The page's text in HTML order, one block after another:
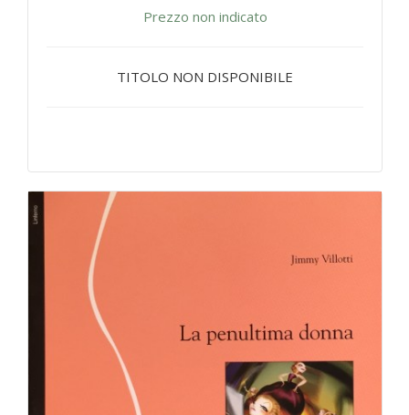
Prezzo non indicato
TITOLO NON DISPONIBILE